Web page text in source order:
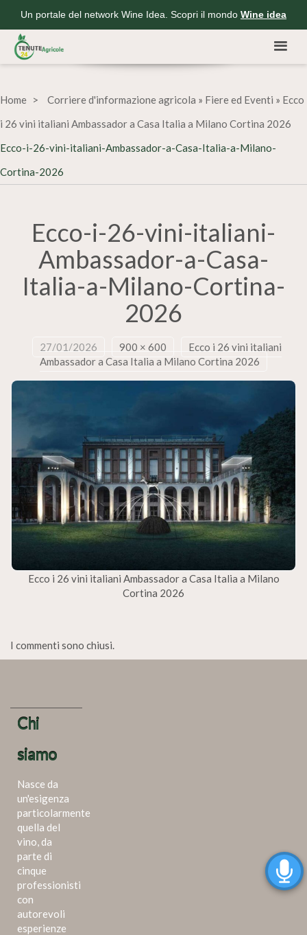
Un portale del network Wine Idea. Scopri il mondo Wine idea
Home Corriere d'informazione agricola » Fiere ed Eventi » Ecco
i 26 vini italiani Ambassador a Casa Italia a Milano Cortina 2026
Ecco-i-26-vini-italiani-Ambassador-a-Casa-Italia-a-Milano-
Cortina-2026
Ecco-i-26-vini-italiani-
Ambassador-a-Casa-
Italia-a-Milano-Cortina-
2026
27/01/2026 900 × 600
Ecco i 26 vini italiani
Ambassador a Casa Italia a Milano Cortina 2026
Ecco i 26 vini italiani Ambassador a Casa Italia a Milano
Cortina 2026
I commenti sono chiusi.
Chi
siamo
Nasce da
un'esigenza
particolarmente
quella del
vino, da
parte di
cinque
professionisti
con
autorevoli
esperienze